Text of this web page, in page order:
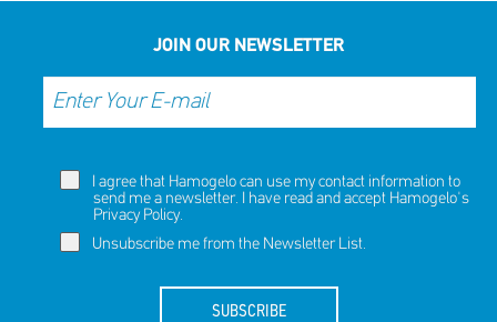
JOIN OUR NEWSLETTER
I agree that Hamogelo can use my contact information to
send me a newsletter. I have read and accept Hamogelo's
Privacy Policy.
Unsubscribe me from the Newsletter List.
SUBSCRIBE